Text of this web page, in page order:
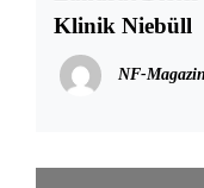
Klinik Niebüll
NF-